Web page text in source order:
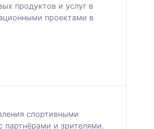
продуктов и услуг в
проектами в
спортивными
партнёрами и зрителями.